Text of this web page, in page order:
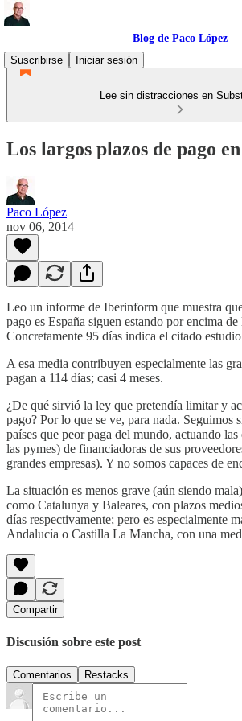
Blog de Paco López
Suscribirse
Iniciar sesión
Lee sin distracciones en
Los largos plazos de pago
Paco López
nov 06, 2014
Leo un informe de Iberinform que muestra
pago es España siguen estando por encima de
Concretamente 95 días indica el citado
A esa media contribuyen especialmente las
pagan a 114 días; casi 4 meses.
¿De qué sirvió la ley que pretendía limitar y
pago? Por lo que se ve, para nada. Seguimos
países que peor paga del mundo, actuando las
las pymes) de financiadoras de sus
grandes empresas). Y no somos capaces de
La situación es menos grave (aún siendo
como Catalunya y Baleares, con plazos
días respectivamente; pero es especialmente
Andalucía o Castilla La Mancha, con una
Compartir
Discusión sobre este post
Comentarios Restacks